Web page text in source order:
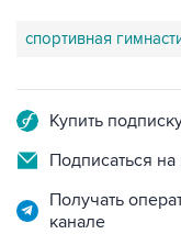
спортивная
Купить
Подписаться
Получать
канале